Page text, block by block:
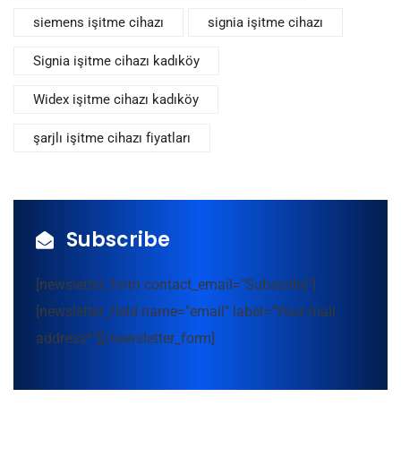
siemens işitme cihazı signia işitme cihazı
Signia işitme cihazı kadıköy
Widex işitme cihazı kadıköy
şarjlı işitme cihazı fiyatları
Subscribe
[newsletter_form contact_email="Subscribe"]
[newsletter_field name="email" label="Your mail
address*"][/newsletter_form]